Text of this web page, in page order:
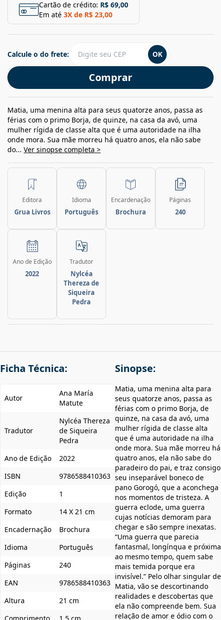
Cartão de crédito: R$ 69,00
Em até 3X de R$ 23,00
Comprar
Calcule o do frete: OK
Matia, uma menina alta para seus quatorze anos, passa as
férias com o primo Borja, de quinze, na casa da avó, uma
mulher rígida de classe alta que é uma autoridade na ilha
onde mora. Sua mãe morreu há quatro anos, ela não sabe
do... Ver sinopse completa >
Editora
Grua Livros
Idioma
Português
Encardenação
Brochura
Páginas
240
Ano de Edição
2022
Tradutor
Nylcéa
Thereza de
Siqueira
Pedra
Ficha Técnica:
Autor
Ana María
Matute
Tradutor
Nylcéa Thereza
de Siqueira
Pedra
Ano de Edição
2022
ISBN
9786588410363
Edição
1
Formato
14 X 21 cm
Encadernação
Brochura
Idioma
Português
Páginas
240
EAN
9786588410363
Altura
21 cm
Sinopse:
Matia, uma menina alta para
seus quatorze anos, passa as
férias com o primo Borja, de
quinze, na casa da avó, uma
mulher rígida de classe alta
que é uma autoridade na ilha
onde mora. Sua mãe morreu há
quatro anos, ela não sabe do
paradeiro do pai, e traz consigo
seu inseparável boneco de
pano Gorogó, que a aconchega
nos momentos de tristeza. A
guerra eclode, uma guerra
cujas notícias demoram para
chegar e são sempre inexatas.
“Uma guerra que parecia
fantasmal, longínqua e próxima
ao mesmo tempo, quem sabe
mais temida porque era
invisível.” Pelo olhar singular de
Matia, vão se descortinando
realidades e descobertas que
ela não compreende bem. Sua
relação de amor e ódio com o